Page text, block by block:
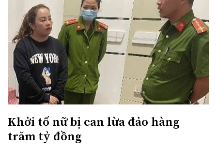
Khởi tố nữ bị can lừa đảo hàng
trăm tỷ đồng